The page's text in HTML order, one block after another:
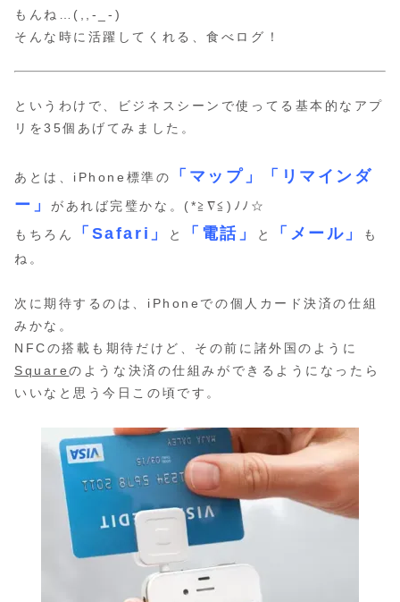
もんね…(,,-_-)
そんな時に活躍してくれる、食べログ！
というわけで、ビジネスシーンで使ってる基本的なアプ
リを35個あげてみました。
あとは、iPhone標準の
「マップ」「リマインダ
ー」
があれば完璧かな。(*≧∇≦)ﾉﾉ☆
もちろん
「Safari」 と 「電話」 と 「メール」
も
ね。
次に期待するのは、iPhoneでの個人カード決済の仕組
みかな。
NFCの搭載も期待だけど、その前に諸外国のように
Squareのような決済の仕組みができるようになったら
いいなと思う今日この頃です。